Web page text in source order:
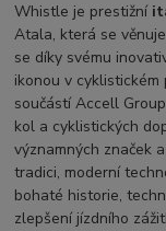
Whistle je prestižní
Atala, která se
se díky svému
ikonou v
součástí Accell
kol a cyklistických
významných značek
tradici, moderní
bohaté historie,
zlepšení jízdního